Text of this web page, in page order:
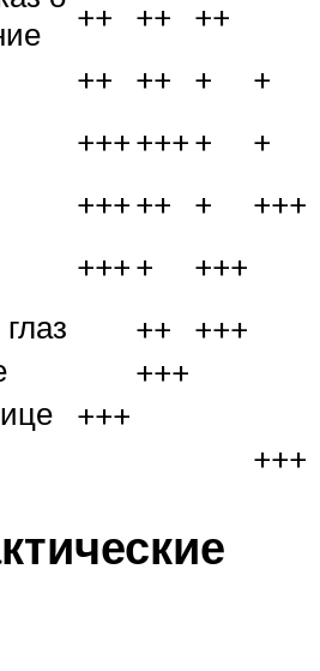
++ ++
++
++ ++ +
+
+++++++
+
+++++ +
+++
++++
+++
++
+++
+++
+++
+++